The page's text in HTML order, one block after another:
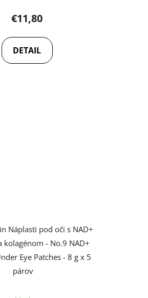
€11,80
DETAIL
Náplasti pod oči s NAD+
kolagénom - No.9 NAD+
Eye Patches - 8 g x 5
párov